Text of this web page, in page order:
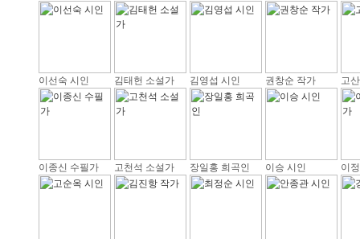
이선숙 시인 김태헌 소설가 김영섭 시인 권창순 작가 고
이종신 수필가 고천석 소설가 장일홍 희곡인 이승 시인 이